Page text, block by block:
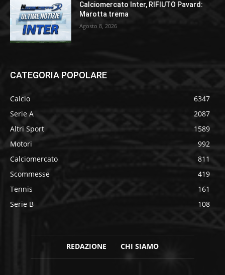
Calciomercato Inter, RIFIUTO Pavard:
Marotta trema
Agosto 8, 2026
CATEGORIA POPOLARE
Calcio
6347
Serie A
2087
Altri Sport
1589
Motori
992
Calciomercato
811
Scommesse
419
Tennis
161
Serie B
108
REDAZIONE CHI SIAMO